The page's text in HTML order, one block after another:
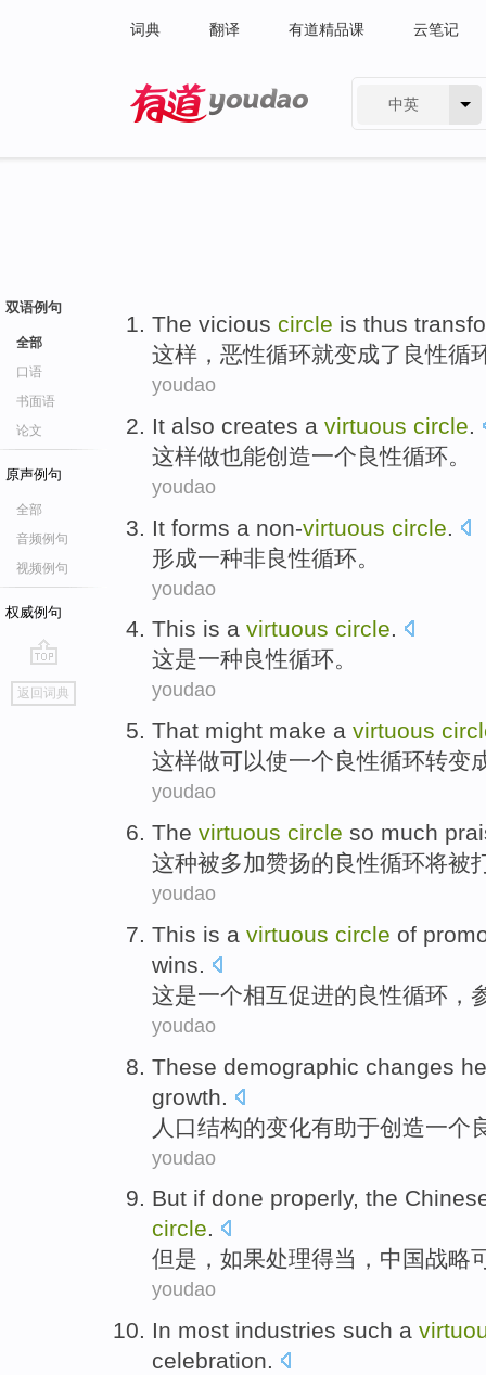
词典 翻译 有道精品课 云笔记
中英
双语例句
全部
口语
书面语
论文
原声例句
全部
音频例句
视频例句
权威例句
go
top
返回词典
The vicious circle is thus
这样 ， 恶性循环就变成了 良性循
youdao
It also creates a virtuous circle.
这样做也能创造一个良性循环。
youdao
It forms a non-virtuous circle
形成一种非良性循环。
youdao
This is a virtuous circle.
这是一种良性循环。
youdao
That might make a virtuous
这样做可以使一个良性循环转变
youdao
The virtuous circle so much
这种被多加赞扬的良性循环将被
youdao
This is a virtuous circle of
wins.
这是一个相互促进的良性循环 ，
youdao
These demographic changes
growth
人口结构的变化有助于创造一个
youdao
But if done properly, the
circle.
但是 ， 如果处理得当 ， 中国战略
youdao
In most industries such a
celebration.